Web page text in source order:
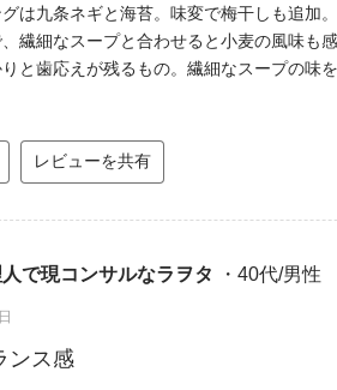
は九条ネギと海苔。味変で梅干しも追加
繊細なスープと合わせると小麦の風味も
と歯応えが残るもの。繊細なスープの味
レビューを共有
で現コンサルなラヲタ ・40代/男性
ンス感